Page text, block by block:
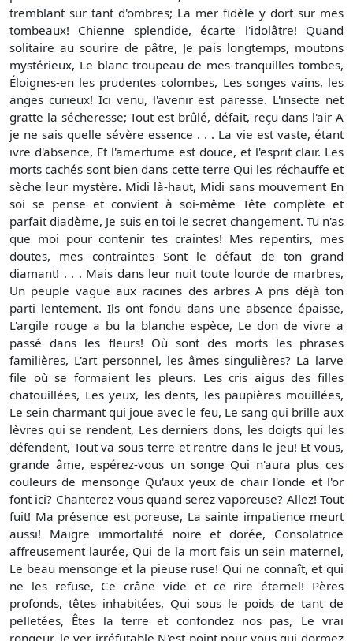
tremblant sur tant d'ombres; La mer fidèle y dort sur mes
tombeaux! Chienne splendide, écarte l'idolâtre! Quand
solitaire au sourire de pâtre, Je pais longtemps, moutons
mystérieux, Le blanc troupeau de mes tranquilles tombes,
Éloignes-en les prudentes colombes, Les songes vains, les
anges curieux! Ici venu, l'avenir est paresse. L'insecte net
gratte la sécheresse; Tout est brûlé, défait, reçu dans l'air A
je ne sais quelle sévère essence . . . La vie est vaste, étant
ivre d'absence, Et l'amertume est douce, et l'esprit clair. Les
morts cachés sont bien dans cette terre Qui les réchauffe et
sèche leur mystère. Midi là-haut, Midi sans mouvement En
soi se pense et convient à soi-même Tête complète et
parfait diadème, Je suis en toi le secret changement. Tu n'as
que moi pour contenir tes craintes! Mes repentirs, mes
doutes, mes contraintes Sont le défaut de ton grand
diamant! . . . Mais dans leur nuit toute lourde de marbres,
Un peuple vague aux racines des arbres A pris déjà ton
parti lentement. Ils ont fondu dans une absence épaisse,
L'argile rouge a bu la blanche espèce, Le don de vivre a
passé dans les fleurs! Où sont des morts les phrases
familières, L'art personnel, les âmes singulières? La larve
file où se formaient les pleurs. Les cris aigus des filles
chatouillées, Les yeux, les dents, les paupières mouillées,
Le sein charmant qui joue avec le feu, Le sang qui brille aux
lèvres qui se rendent, Les derniers dons, les doigts qui les
défendent, Tout va sous terre et rentre dans le jeu! Et vous,
grande âme, espérez-vous un songe Qui n'aura plus ces
couleurs de mensonge Qu'aux yeux de chair l'onde et l'or
font ici? Chanterez-vous quand serez vaporeuse? Allez! Tout
fuit! Ma présence est poreuse, La sainte impatience meurt
aussi! Maigre immortalité noire et dorée, Consolatrice
affreusement laurée, Qui de la mort fais un sein maternel,
Le beau mensonge et la pieuse ruse! Qui ne connaît, et qui
ne les refuse, Ce crâne vide et ce rire éternel! Pères
profonds, têtes inhabitées, Qui sous le poids de tant de
pelletées, Êtes la terre et confondez nos pas, Le vrai
rongeur, le ver irréfutable N'est point pour vous qui dormez